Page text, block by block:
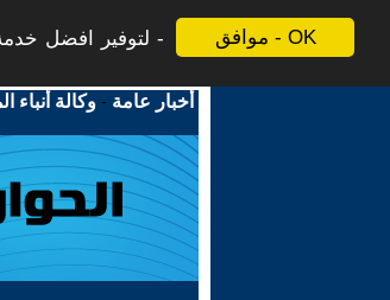
موافق - OK
لتوفير افضل
أخبار عامة -وكالة أنباء